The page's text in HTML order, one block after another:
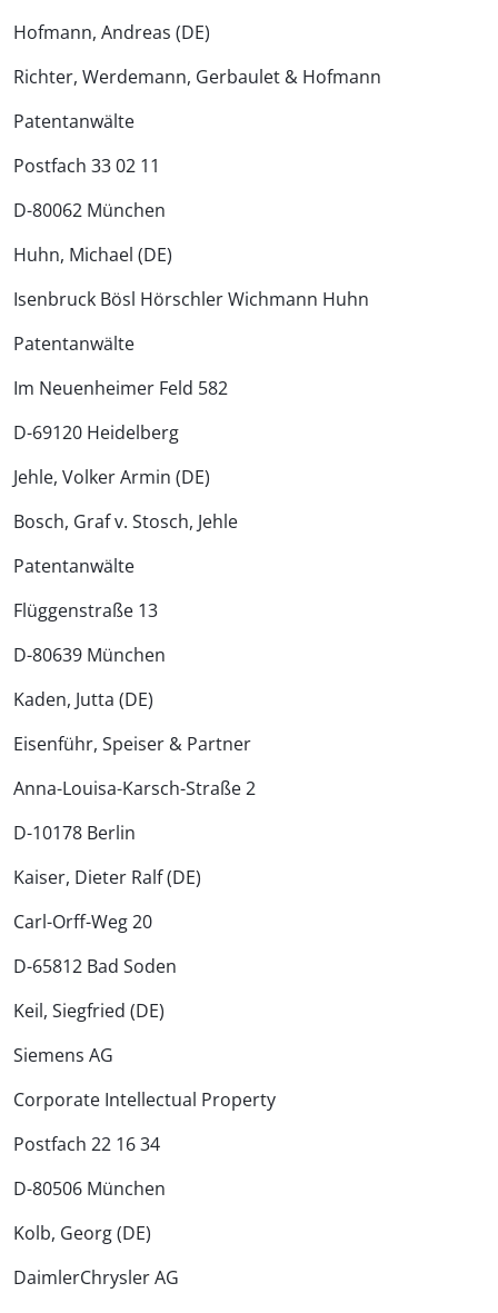
Hofmann, Andreas (DE)
Richter, Werdemann, Gerbaulet & Hofmann
Patentanwälte
Postfach 33 02 11
D-80062 München
Huhn, Michael (DE)
Isenbruck Bösl Hörschler Wichmann Huhn
Patentanwälte
Im Neuenheimer Feld 582
D-69120 Heidelberg
Jehle, Volker Armin (DE)
Bosch, Graf v. Stosch, Jehle
Patentanwälte
Flüggenstraße 13
D-80639 München
Kaden, Jutta (DE)
Eisenführ, Speiser & Partner
Anna-Louisa-Karsch-Straße 2
D-10178 Berlin
Kaiser, Dieter Ralf (DE)
Carl-Orff-Weg 20
D-65812 Bad Soden
Keil, Siegfried (DE)
Siemens AG
Corporate Intellectual Property
Postfach 22 16 34
D-80506 München
Kolb, Georg (DE)
DaimlerChrysler AG